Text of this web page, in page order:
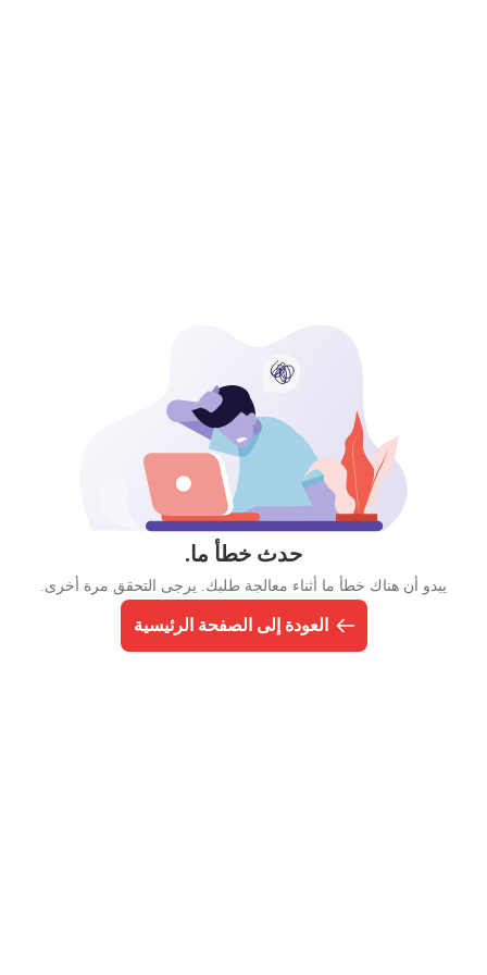
حدث خطأ ما.
يبدو أن هناك خطأ ما أثناء معالجة طلبك. يرجى التحقق مرة أخرى.
العودة إلى الصفحة الرئيسية